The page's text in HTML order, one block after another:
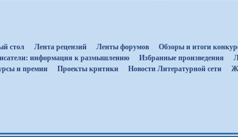
стол Лента рецензий Ленты форумов Обзоры и итоги
информация к размышлению Избранные произведения
и премии Проекты критики Новости Литературной сети